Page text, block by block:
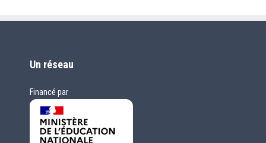
Un réseau
Financé par